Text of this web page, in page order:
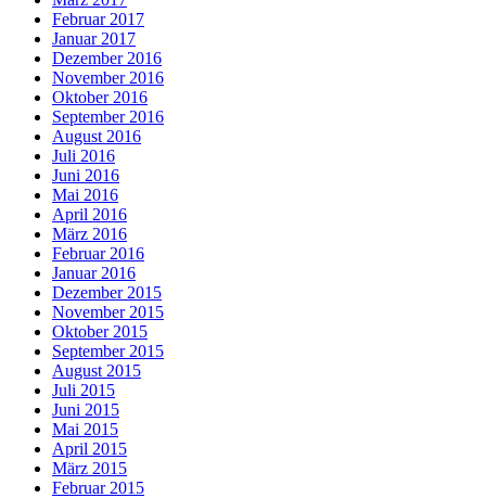
Februar 2017
Januar 2017
Dezember 2016
November 2016
Oktober 2016
September 2016
August 2016
Juli 2016
Juni 2016
Mai 2016
April 2016
März 2016
Februar 2016
Januar 2016
Dezember 2015
November 2015
Oktober 2015
September 2015
August 2015
Juli 2015
Juni 2015
Mai 2015
April 2015
März 2015
Februar 2015